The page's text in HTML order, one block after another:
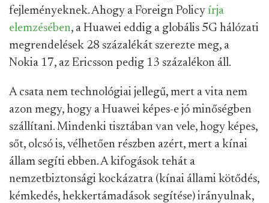
fejleményeknek. Ahogy a Foreign Policy írja
elemzésében, a Huawei eddig a globális 5G hálózati
megrendelések 28 százalékát szerezte meg, a
Nokia 17, az Ericsson pedig 13 százalékon áll.
A csata nem technológiai jellegű, mert a vita nem
azon megy, hogy a Huawei képes-e jó minőségben
szállítani. Mindenki tisztában van vele, hogy képes,
sőt, olcsó is, vélhetően részben azért, mert a kínai
állam segíti ebben. A kifogások tehát a
nemzetbiztonsági kockázatra (kínai állami kötődés,
kémkedés, hekkertámadások segítése) irányulnak,